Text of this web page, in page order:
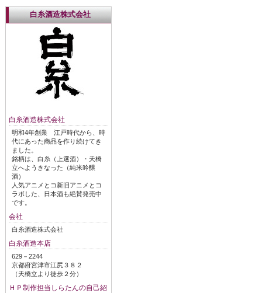
白糸酒造株式会社
白糸酒造株式会社
明和4年創業 江戸時代から、時
代にあった商品を作り続けてき
ました。
銘柄は、白糸（上選酒）・天橋
立へようきなった（純米吟醸
酒）
人気アニメとコ新旧アニメとコ
ラボした、日本酒も絶賛発売中
です。
会社
白糸酒造株式会社
白糸酒造本店
629－2244
京都府宮津市江尻３８２
（天橋立より徒歩２分）
ＨＰ制作担当しらたんの自己紹